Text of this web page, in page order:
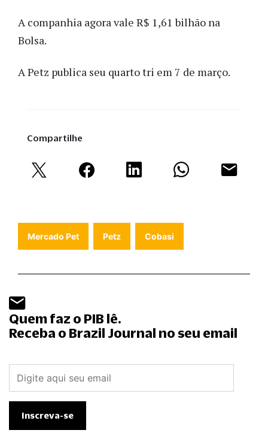
A companhia agora vale R$ 1,61 bilhão na
Bolsa.
A Petz publica seu quarto tri em 7 de março.
Compartilhe
Mercado Pet Petz Cobasi
Quem faz o PIB lê.
Receba o Brazil Journal no seu email